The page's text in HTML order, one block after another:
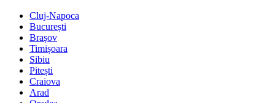
Cluj-Napoca
București
Brașov
Timișoara
Sibiu
Pitești
Craiova
Arad